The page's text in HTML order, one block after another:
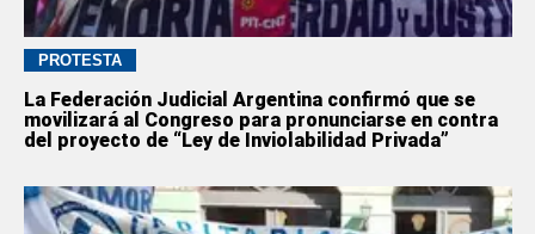
PROTESTA
La Federación Judicial Argentina confirmó que se
movilizará al Congreso para pronunciarse en contra
del proyecto de “Ley de Inviolabilidad Privada”